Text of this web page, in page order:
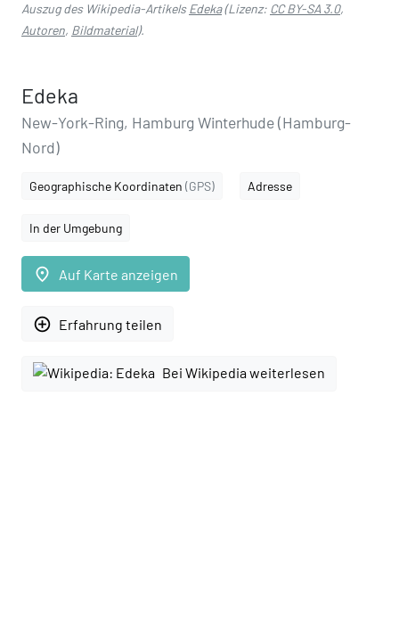
Auszug des Wikipedia-ArtikelsEdeka(Lizenz: CC BY-SA 3.0,
Autoren, Bildmaterial).
Edeka
New-York-Ring, Hamburg Winterhude (Hamburg-
Nord)
Geographische Koordinaten (GPS) Adresse
In der Umgebung
place Auf Karte anzeigen
add_circle_outline Erfahrung teilen
Bei Wikipedia weiterlesen